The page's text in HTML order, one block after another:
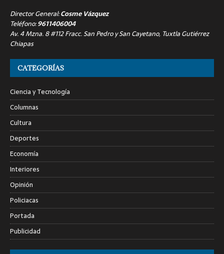
Director General:Cosme Vázquez
Teléfono:9611406004
Av. 4 Mzna. 8 #112 Fracc. San Pedro y San Cayetano, Tuxtla Gutiérrez
Chiapas
CATEGORÍAS
Ciencia y Tecnología
Columnas
Cultura
Deportes
Economía
Interiores
Opinión
Policiacas
Portada
Publicidad